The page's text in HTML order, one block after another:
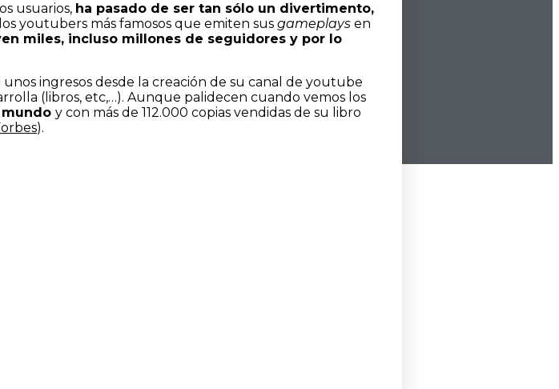
usuarios, ha pasado de ser tan sólo un divertimento,
youtubers más famosos que emiten sus gameplays en
miles, incluso millones de seguidores y por lo
ingresos desde la creación de su canal de youtube
(libros, etc,…). Aunque palidecen cuando vemos los
y con más de 112.000 copias vendidas de su libro
).